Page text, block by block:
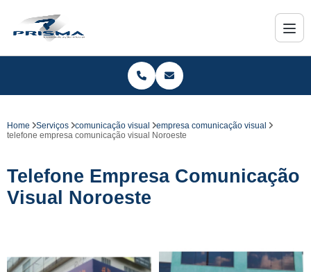
Home Serviços comunicação visual
empresa comunicação visual
telefone empresa comunicação visual Noroeste
Telefone Empresa Comunicação
Visual Noroeste